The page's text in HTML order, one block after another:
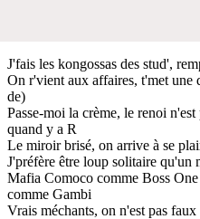
J'fais les kongossas des stud',
On r'vient aux affaires, t'met une
de)
Passe-moi la crème, le renoi
quand y a R
Le miroir brisé, on arrive à se
J'préfère être loup solitaire qu'un
Mafia Comoco comme Boss
comme Gambi
Vrais méchants, on n'est pas